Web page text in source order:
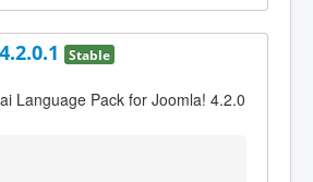
Stable
Language Pack for Joomla! 4.2.0